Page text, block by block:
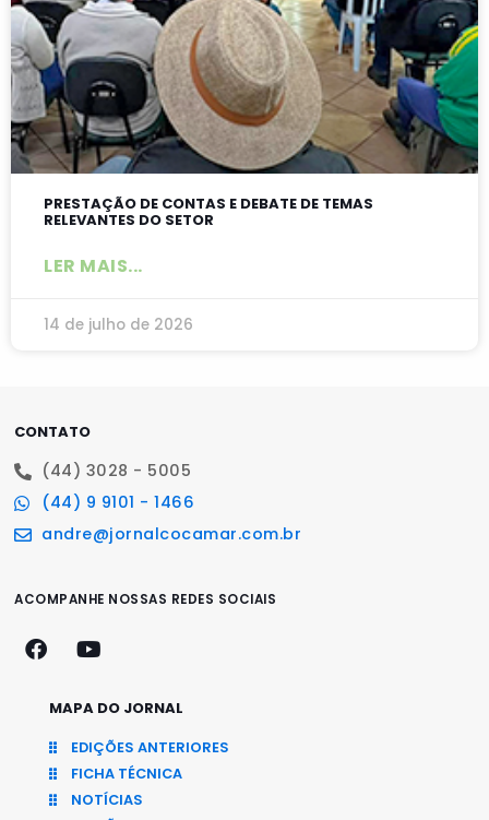
PRESTAÇÃO DE CONTAS E DEBATE DE TEMAS
RELEVANTES DO SETOR
LER MAIS...
14 de julho de 2026
CONTATO
(44) 3028 - 5005
(44) 9 9101 - 1466
andre@jornalcocamar.com.br
ACOMPANHE NOSSAS REDES SOCIAIS
MAPA DO JORNAL
EDIÇÕES ANTERIORES
FICHA TÉCNICA
NOTÍCIAS